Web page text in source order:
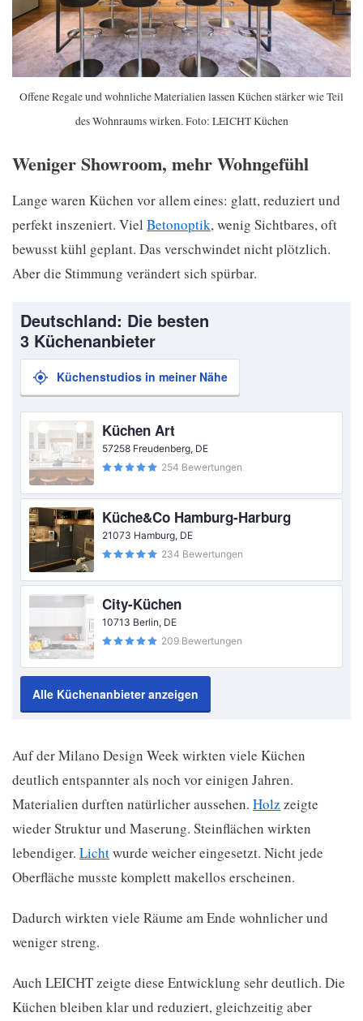
Offene Regale und wohnliche Materialien lassen Küchen stärker wie Teil
des Wohnraums wirken. Foto: LEICHT Küchen
Weniger Showroom, mehr Wohngefühl
Lange waren Küchen vor allem eines: glatt, reduziert und
perfekt inszeniert. Viel Betonoptik, wenig Sichtbares, oft
bewusst kühl geplant. Das verschwindet nicht plötzlich.
Aber die Stimmung verändert sich spürbar.
Deutschland: Die besten
3 Küchenanbieter
Küchenstudios in meiner Nähe
Küchen Art
57258 Freudenberg, DE
254 Bewertungen
Küche&Co Hamburg-Harburg
21073 Hamburg, DE
234 Bewertungen
City-Küchen
10713 Berlin, DE
209 Bewertungen
Alle Küchenanbieter anzeigen
Auf der Milano Design Week wirkten viele Küchen
deutlich entspannter als noch vor einigen Jahren.
Materialien durften natürlicher aussehen. Holz zeigte
wieder Struktur und Maserung. Steinflächen wirkten
lebendiger. Lichtwurde weicher eingesetzt. Nicht jede
Oberfläche musste komplett makellos erscheinen.
Dadurch wirkten viele Räume am Ende wohnlicher und
weniger streng.
Auch LEICHT zeigte diese Entwicklung sehr deutlich. Die
Küchen bleiben klar und reduziert, gleichzeitig aber